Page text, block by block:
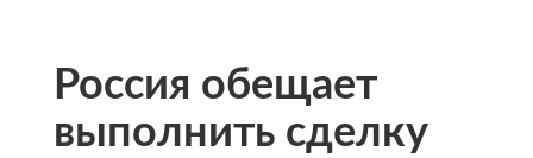
Россия обещает
выполнить сделку